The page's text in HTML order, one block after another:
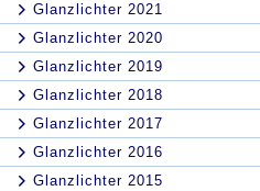
Glanzlichter 2021
Glanzlichter 2020
Glanzlichter 2019
Glanzlichter 2018
Glanzlichter 2017
Glanzlichter 2016
Glanzlichter 2015